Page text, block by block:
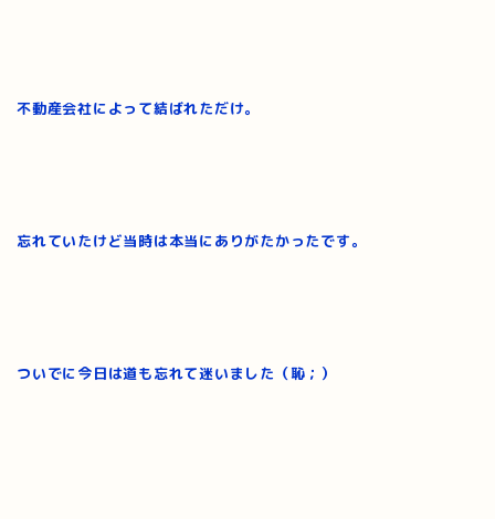
不動産会社によって結ばれただけ。
忘れていたけど当時は本当にありがたかったです。
ついでに今日は道も忘れて迷いました（恥；）